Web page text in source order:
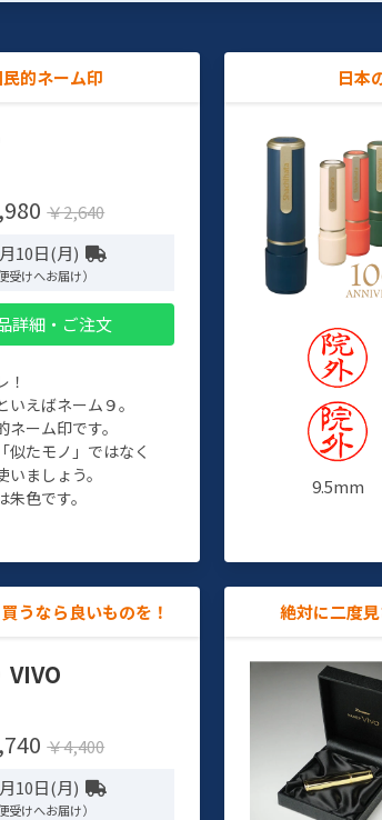
的ネーム印
￥2,640
10日(月)
受けへお届け）
詳細・ご注文
！
いえばネーム９。
ネーム印です。
似たモノ」ではなく
いましょう。
色です。
日本
9.5mm
うなら良いものを！
VIVO
￥4,400
10日(月)
受けへお届け）
絶対に二度